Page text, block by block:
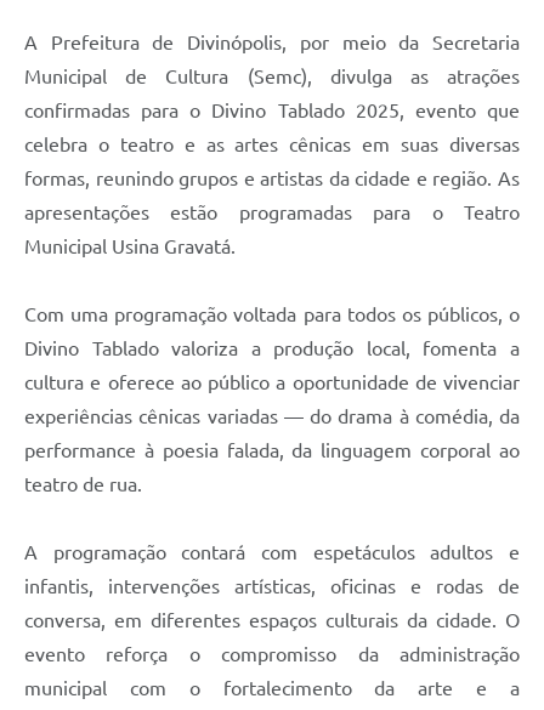
A Prefeitura de Divinópolis, por meio da Secretaria
Municipal de Cultura (Semc), divulga as atrações
confirmadas para o Divino Tablado 2025, evento que
celebra o teatro e as artes cênicas em suas diversas
formas, reunindo grupos e artistas da cidade e região. As
apresentações estão programadas para o Teatro
Municipal Usina Gravatá.
Com uma programação voltada para todos os públicos, o
Divino Tablado valoriza a produção local, fomenta a
cultura e oferece ao público a oportunidade de vivenciar
experiências cênicas variadas — do drama à comédia, da
performance à poesia falada, da linguagem corporal ao
teatro de rua.
A programação contará com espetáculos adultos e
infantis, intervenções artísticas, oficinas e rodas de
conversa, em diferentes espaços culturais da cidade. O
evento reforça o compromisso da administração
municipal com o fortalecimento da arte e a